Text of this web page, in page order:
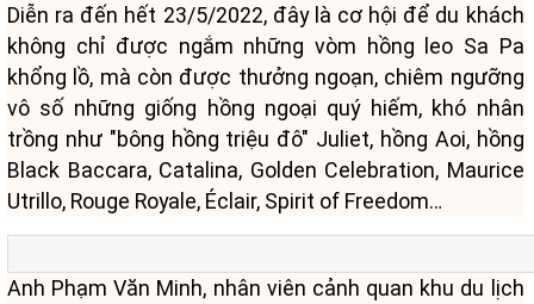
Diễn ra đến hết 23/5/2022, đây là cơ hội để du khách
không chỉ được ngắm những vòm hồng leo Sa Pa
khổng lồ, mà còn được thưởng ngoạn, chiêm ngưỡng
vô số những giống hồng ngoại quý hiếm, khó nhân
trồng như "bông hồng triệu đô" Juliet, hồng Aoi, hồng
Black Baccara, Catalina, Golden Celebration, Maurice
Utrillo, Rouge Royale, Éclair, Spirit of Freedom…
Anh Phạm Văn Minh, nhân viên cảnh quan khu du lịch